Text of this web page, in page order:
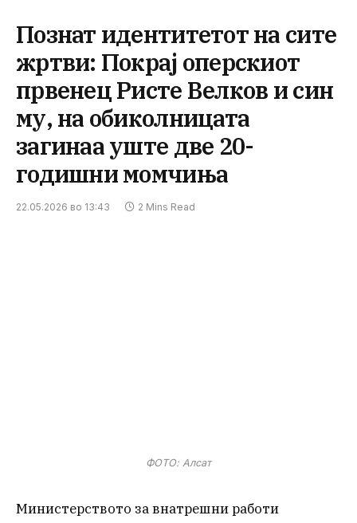
Познат идентитетот на сите
жртви: Покрај оперскиот
првенец Ристе Велков и син
му, на обиколницата
загинаа уште две 20-
годишни момчиња
22.05.2026 во 13:43 2 Mins Read
ФОТО: Алсат
Министерството за внатрешни работи